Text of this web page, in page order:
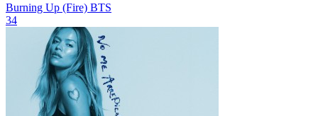
Burning Up (Fire) BTS
34